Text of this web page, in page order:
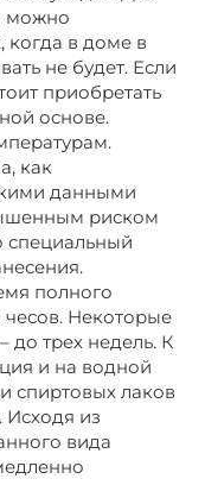
можно
когда в доме в
не будет. Если
приобретать
основе.
как
данными
риском
специальный
полного
чесов. Некоторые
до трех недель. К
и на водной
спиртовых лаков
Исходя из
вида